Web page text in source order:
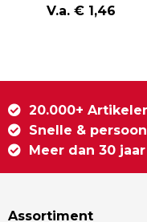
V.a. € 1,46
20.000+
Snelle &
Meer dan 30
Assortiment